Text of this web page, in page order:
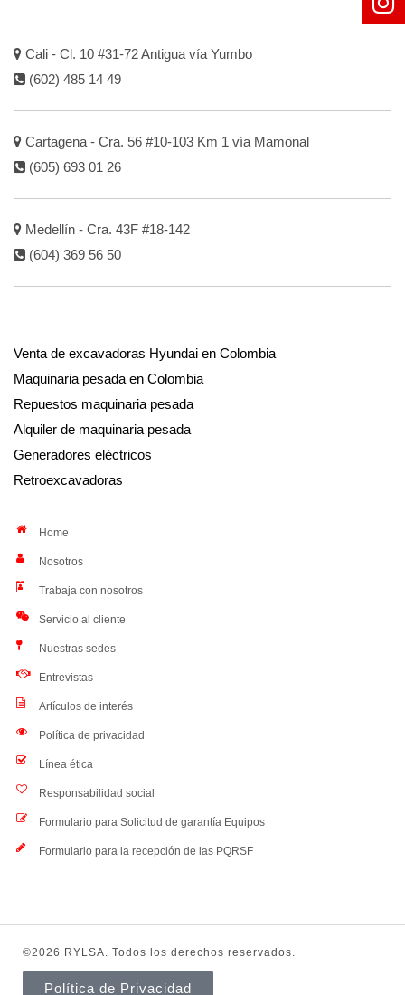
Cali - Cl. 10 #31-72 Antigua vía Yumbo
(602) 485 14 49
Cartagena - Cra. 56 #10-103 Km 1 vía Mamonal
(605) 693 01 26
Medellín - Cra. 43F #18-142
(604) 369 56 50
Venta de excavadoras Hyundai en Colombia
Maquinaria pesada en Colombia
Repuestos maquinaria pesada
Alquiler de maquinaria pesada
Generadores eléctricos
Retroexcavadoras
Home
Nosotros
Trabaja con nosotros
Servicio al cliente
Nuestras sedes
Entrevistas
Artículos de interés
Política de privacidad
Línea ética
Responsabilidad social
Formulario para Solicitud de garantía Equipos
Formulario para la recepción de las PQRSF
©2026 RYLSA. Todos los derechos reservados.
Política de Privacidad